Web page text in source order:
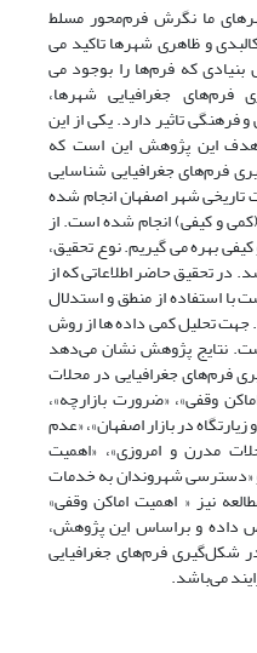
ما نگرش فرم‌محور مسلط
و ظاهری شهرها تاکید می
که فرم‌ها را بوجود می
جغرافیایی شهرها،
فرهنگی تاثیر دارد. یکی از این‌
هدف این پژوهش این است که
فرم‌های جغرافیایی شناسایی
تاریخی شهر اصفهان انجام شده
و کیفی) انجام شده است. از
بهره می گیریم. نوع تحقیق،
در تحقیق حاضر اطلاعاتی که از
استفاده از منطق و استدلال
جهت تحلیل کمی داده ها از روش
نتایج پژوهش نشان می‌دهد
فرم‌های جغرافیایی در محلات
وقفی»، «ضرورت بازارچه»،
در بازار اصفهان»، «عدم
مدرن و امروزی»، «اهمیت
و «دسترسی شهروندان به خدمات
نیز « اهمیت اماکن وقفی»
داده و براساس این پژوهش،
شکل‌گیری فرم‌های جغرافیایی
می‌باشد.